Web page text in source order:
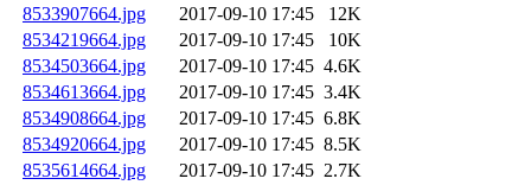
8533907664.jpg
2017-09-10 17:45
12K
8534219664.jpg
2017-09-10 17:45
10K
8534503664.jpg
2017-09-10 17:45 4.6K
8534613664.jpg
2017-09-10 17:45 3.4K
8534908664.jpg
2017-09-10 17:45 6.8K
8534920664.jpg
2017-09-10 17:45 8.5K
8535614664.jpg
2017-09-10 17:45 2.7K